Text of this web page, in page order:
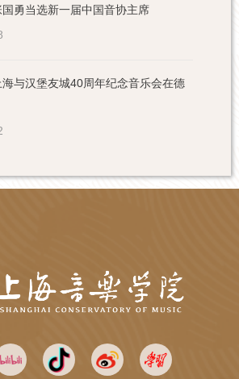
国勇当选新一届中国音协主席
海与汉堡友城40周年纪念音乐会在德